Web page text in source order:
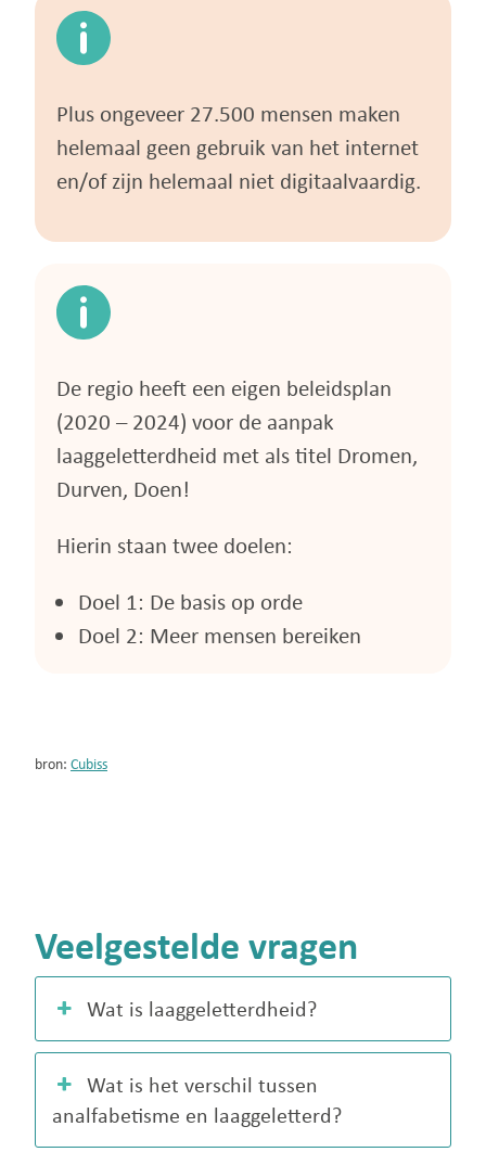
Plus ongeveer 27.500 mensen maken
helemaal geen gebruik van het internet
en/of zijn helemaal niet digitaalvaardig.
De regio heeft een eigen beleidsplan
(2020 – 2024) voor de aanpak
laaggeletterdheid met als titel Dromen,
Durven, Doen!
Hierin staan twee doelen:
Doel 1: De basis op orde
Doel 2: Meer mensen bereiken
bron: Cubiss
Veelgestelde vragen
Wat is laaggeletterdheid?
Wat is het verschil tussen
analfabetisme en laaggeletterd?